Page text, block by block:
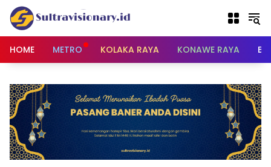
Langsung
konten
HOME
METRO KOLAKA RAYA KONAWE RAYA